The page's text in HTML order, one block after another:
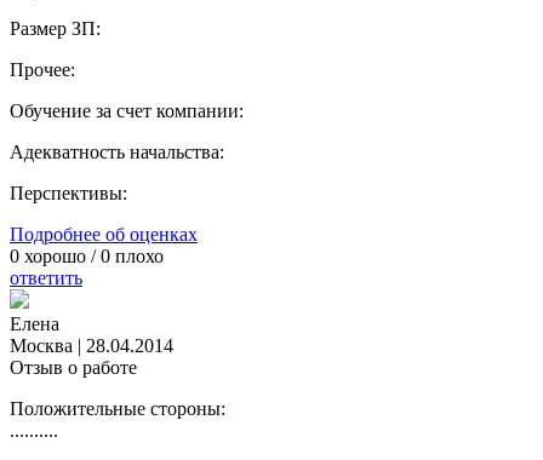
Размер ЗП:
Прочее:
Обучение за счет компании:
Адекватность начальства:
Перспективы:
Подробнее об оценках
0 хорошо /0 плохо
ответить
Елена
Москва | 28.04.2014
Отзыв о работе
Положительные стороны:
..........